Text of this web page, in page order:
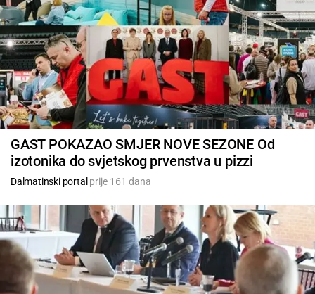
GAST POKAZAO SMJER NOVE SEZONE Od
izotonika do svjetskog prvenstva u pizzi
Dalmatinski portal prije 161 dana